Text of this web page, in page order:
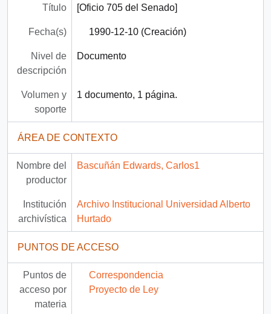
Título [Oficio 705 del Senado]
Fecha(s) 1990-12-10 (Creación)
Nivel de
descripción
Documento
Volumen y
soporte
1 documento, 1 página.
ÁREA DE CONTEXTO
Nombre del
productor
Bascuñán Edwards, Carlos1
Institución
archivística
Archivo Institucional Universidad Alberto
Hurtado
PUNTOS DE ACCESO
Puntos de
acceso por
materia
Correspondencia
Proyecto de Ley